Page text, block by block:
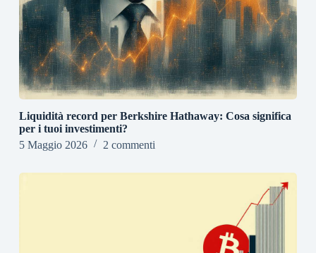
Liquidità record per Berkshire Hathaway: Cosa significa
per i tuoi investimenti?
5 Maggio 2026
2 commenti